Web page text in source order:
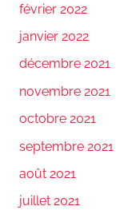
février 2022
janvier 2022
décembre 2021
novembre 2021
octobre 2021
septembre 2021
août 2021
juillet 2021